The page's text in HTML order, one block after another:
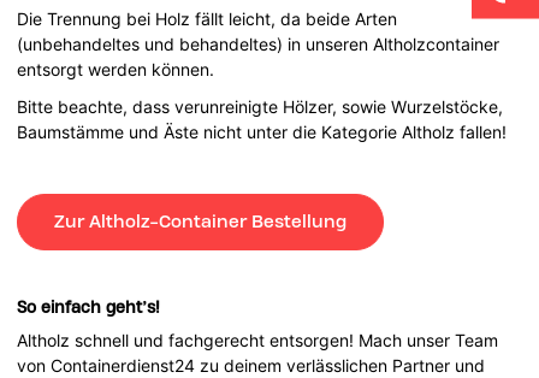
Die Trennung bei Holz fällt leicht, da beide Arten
(unbehandeltes und behandeltes) in unseren Altholzcontainer
entsorgt werden können.
Bitte beachte, dass verunreinigte Hölzer, sowie Wurzelstöcke,
Baumstämme und Äste nicht unter die Kategorie Altholz fallen!
Zur Altholz-Container Bestellung
So einfach geht’s!
Altholz schnell und fachgerecht entsorgen! Mach unser Team
von Containerdienst24 zu deinem verlässlichen Partner und